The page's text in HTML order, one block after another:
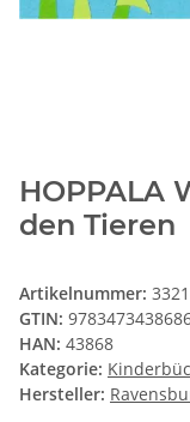
HOPPALA
den Tieren
Artikelnummer: 3321
GTIN:
HAN: 43868
Kategorie:
Hersteller: